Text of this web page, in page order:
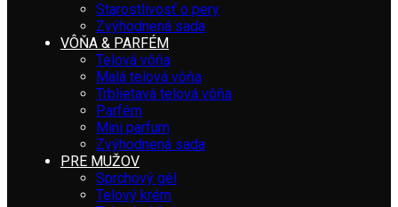
Starostlivosť o pery
Zvýhodnená sada
VÔŇA & PARFÉM
Telová vôňa
Malá telová vôňa
Trblietavá telová vôňa
Parfém
Mini parfum
Zvýhodnená sada
PRE MUŽOV
Sprchový gél
Telový krém